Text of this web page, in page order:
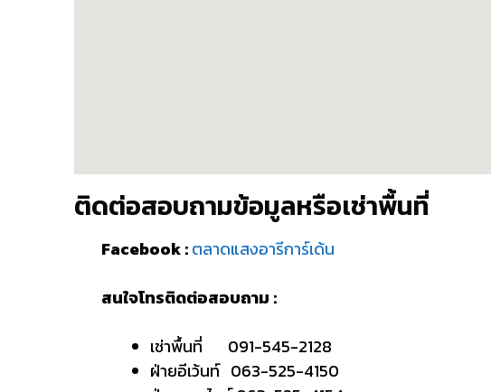
ติดต่อสอบถามข้อมูลหรือเช่าพื้นที่
Facebook :ตลาดแสงอารีการ์เด้น
สนใจโทรติดต่อสอบถาม :
เช่าพื้นที่ 091-545-2128
ฝ่ายอีเว้นท์ 063-525-4150